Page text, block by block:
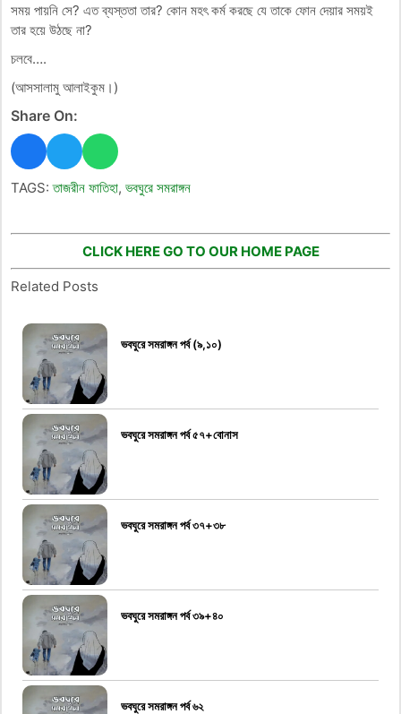
সময় পায়নি সে? এত ব্যস্ততা তার? কোন মহৎ কর্ম করছে যে তাকে ফোন দেয়ার সময়ই
তার হয়ে উঠছে না?
চলবে….
(আসসালামু আলাইকুম।)
Share On:
TAGS:তাজরীন ফাতিহা, ভবঘুরে সমরাঙ্গন
CLICK HERE GO TO OUR HOME PAGE
Related Posts
ভবঘুরে সমরাঙ্গন পর্ব (৯,১০)
ভবঘুরে সমরাঙ্গন পর্ব ৫৭+বোনাস
ভবঘুরে সমরাঙ্গন পর্ব ৩৭+৩৮
ভবঘুরে সমরাঙ্গন পর্ব ৩৯+৪০
ভবঘুরে সমরাঙ্গন পর্ব ৬২